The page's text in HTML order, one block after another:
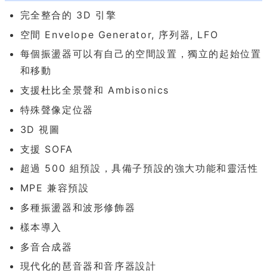
完全整合的 3D 引擎
空間 Envelope Generator, 序列器, LFO
每個振盪器可以有自己的空間設置，獨立的起始位置
和移動
支援杜比全景聲和 Ambisonics
特殊聲像定位器
3D 視圖
支援 SOFA
超過 500 組預設，具備子預設的強大功能和靈活性
MPE 兼容預設
多種振盪器和波形修飾器
樣本導入
多音合成器
現代化的琶音器和音序器設計